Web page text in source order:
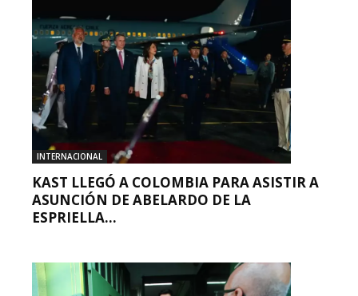
INTERNACIONAL
KAST LLEGÓ A COLOMBIA PARA ASISTIR A
ASUNCIÓN DE ABELARDO DE LA
ESPRIELLA...